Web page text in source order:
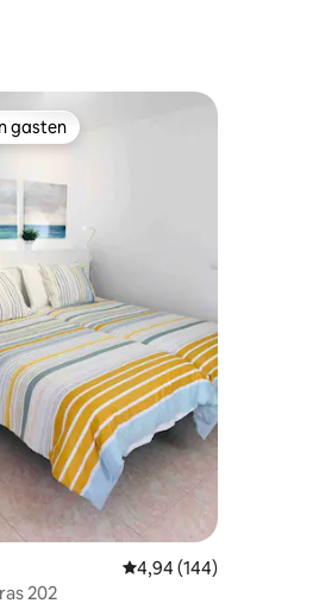
4,98 op 5, 60 recensies
gasten
gasten
Gemiddelde
4,94 (144)
202